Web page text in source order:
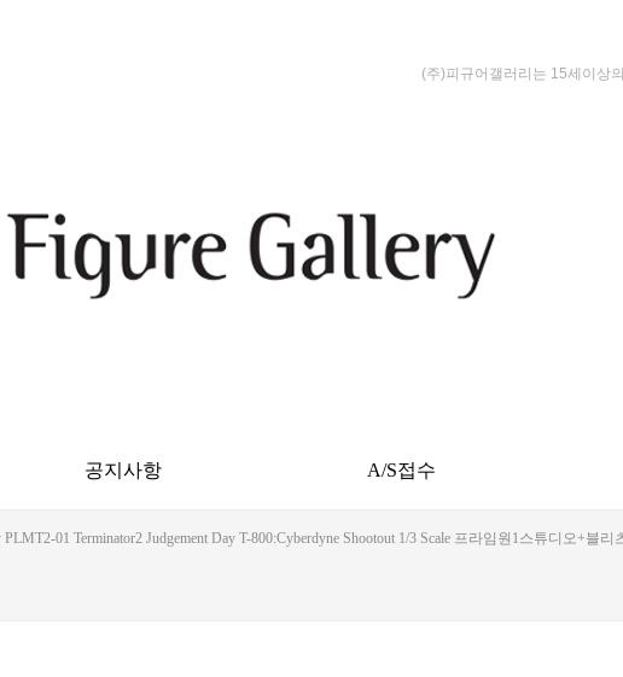
(주)피규어갤러리는 15세이상
공지사항 A/S접수
PLMT2-01 Terminator2 Judgement Day T-800:Cyberdyne Shootout 1/3 Scale 프라임원1스튜디오+